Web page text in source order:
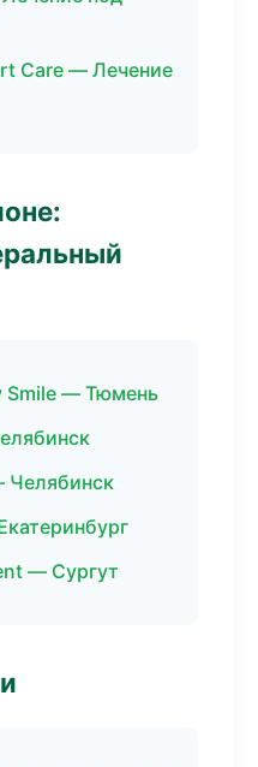
Care — Лечение
Smile — Тюмень
Челябинск
— Сургут